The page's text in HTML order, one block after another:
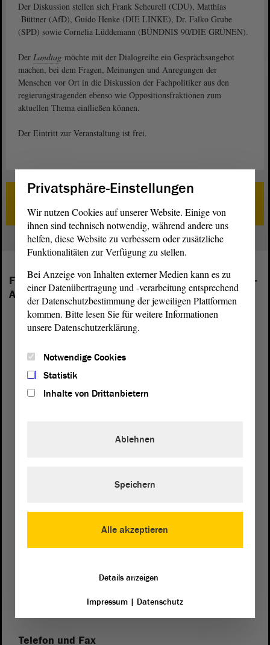
Der Diskussion stellen sich Frank Scheurell (CDU), Matthias
Büttner (AfD), Guido Henke (DIE LINKE), Dr. Falko Grube
(SPD) sowie Cornelia Lüddemann (BÜNDNIS 90/DIE GRÜNEN).
Der Landtag möchte mit der Dialogreihe ein Gesprächsangebot
machen, bei dem Fragen, Meinungen und Anregungen der
Menschen vor Ort in die Diskussion der Fachpolitiker aus den
regierungstragenden ebenso wie Oppositionsfraktionen zum
aktuellen Thema einfließen können.
Der Eintritt zur Veranstaltung ist frei.
Folgende Fraktionen sind im Landtag von Sachsen-
Anhalt vertreten:
Postanschrift
von Sachsen-Anhalt
Auf Google Maps
Telefon und Fax
Privatsphäre-Einstellungen
Wir nutzen Cookies auf unserer Website. Einige von
ihnen sind technisch notwendig, während andere uns
helfen, diese Website zu verbessern oder zusätzliche
Funktionalitäten zur Verfügung zu stellen.
Bei Anzeige von Inhalten externer Medien kann es zu
einer Datenübertragung und -verarbeitung entsprechend
der Datenschutzbestimmung der jeweiligen Plattformen
kommen. Bitte lesen Sie für weitere Informationen
unsere Datenschutzerklärung.
Notwendige Cookies
Statistik
Inhalte von Drittanbietern
Alle akzeptieren
Ablehnen
Speichern
Details anzeigen
Impressum| Datenschutz